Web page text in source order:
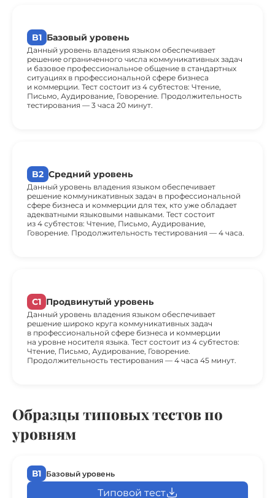
B1 Базовый уровень
Данный уровень владения языком обеспечивает
решение ограниченного числа коммуникативных задач
и базовое профессиональное общение в стандартных
ситуациях в профессиональной сфере бизнеса
и коммерции. Тест состоит из 4 субтестов: Чтение,
Письмо, Аудирование, Говорение. Продолжительность
тестирования — 3 часа 20 минут.
B2 Средний уровень
Данный уровень владения языком обеспечивает
решение коммуникативных задач в профессиональной
сфере бизнеса и коммерции для тех, кто уже обладает
адекватными языковыми навыками. Тест состоит
из 4 субтестов: Чтение, Письмо, Аудирование,
Говорение. Продолжительность тестирования — 4 часа.
C1 Продвинутый уровень
Данный уровень владения языком обеспечивает
решение широко круга коммуникативных задач
в профессиональной сфере бизнеса и коммерции
на уровне носителя языка. Тест состоит из 4 субтестов:
Чтение, Письмо, Аудирование, Говорение.
Продолжительность тестирования — 4 часа 45 минут.
Образцы типовых тестов по
уровням
В1 Базовый уровень
Типовой тест